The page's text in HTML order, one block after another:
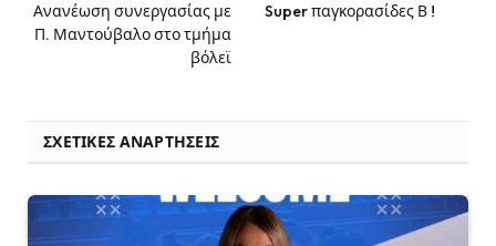
Ανανέωση συνεργασίας με
Π. Μαντούβαλο στο τμήμα
βόλεϊ
Super παγκορασίδες Β !
ΣΧΕΤΙΚΈΣ ΑΝΑΡΤΉΣΕΙΣ